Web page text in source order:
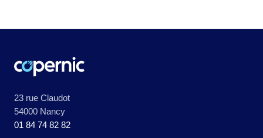
23 rue Claudot
54000 Nancy
01 84 74 82 82